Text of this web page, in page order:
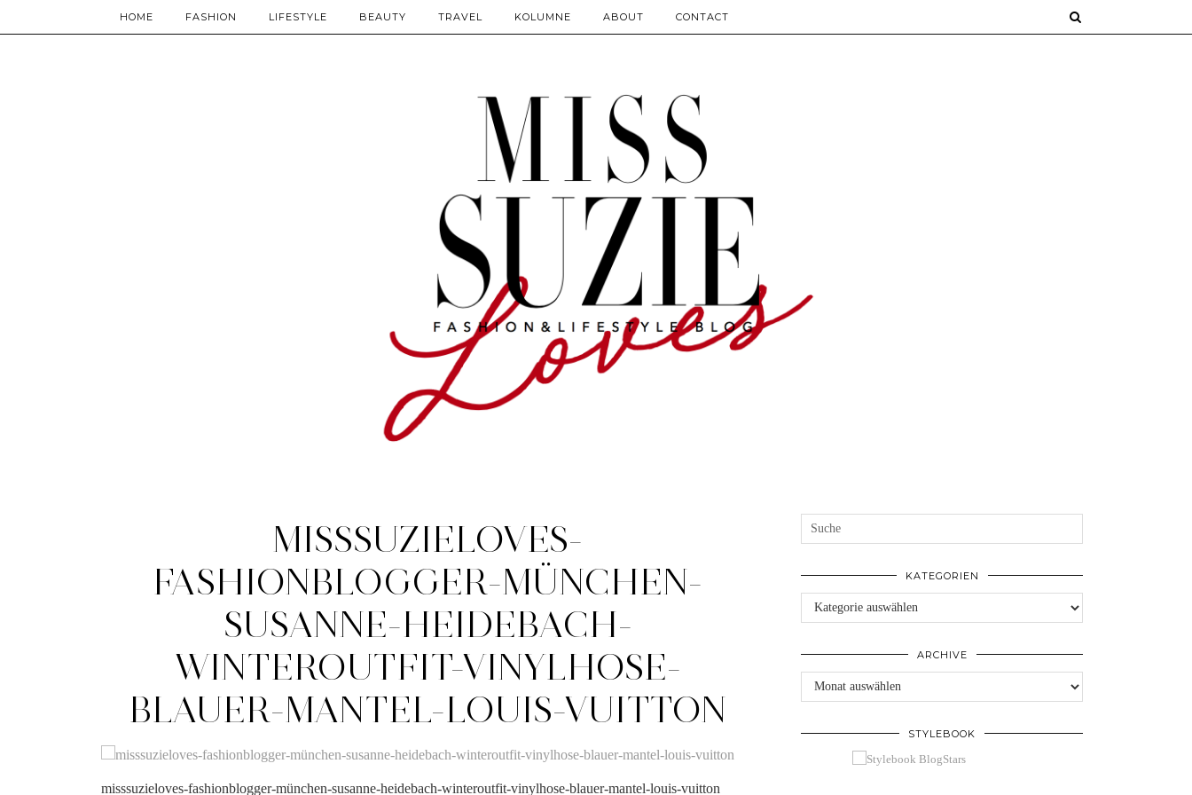
HOME FASHION LIFESTYLE BEAUTY TRAVEL KOLUMNE ABOUT CONTACT
MISSSUZIELOVES-
FASHIONBLOGGER-MÜNCHEN-
SUSANNE-HEIDEBACH-
WINTEROUTFIT-VINYLHOSE-
BLAUER-MANTEL-LOUIS-VUITTON
misssuzieloves-fashionblogger-münchen-susanne-heidebach-winteroutfit-vinylhose-blauer-mantel-louis-vuitton
KATEGORIEN
Kategorien
ARCHIVE
Archive
STYLEBOOK